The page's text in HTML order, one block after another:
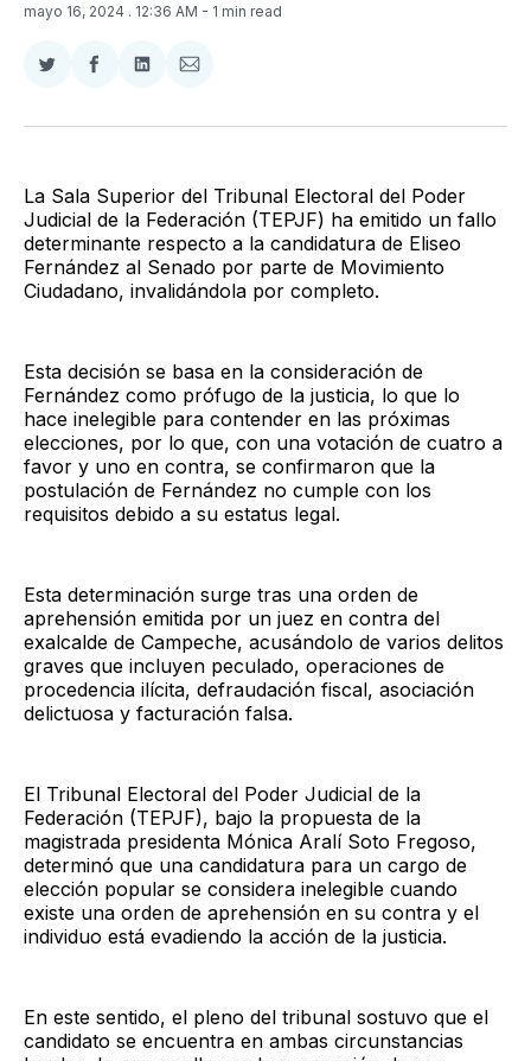
mayo 16, 2024 . 12:36 AM - 1 min read
Compartir
Twitter
Compartir
Facebook
Compartir
LinkedIn
Compartir
Email
La Sala Superior del Tribunal Electoral del Poder
Judicial de la Federación (TEPJF) ha emitido un fallo
determinante respecto a la candidatura de Eliseo
Fernández al Senado por parte de Movimiento
Ciudadano, invalidándola por completo.
Esta decisión se basa en la consideración de
Fernández como prófugo de la justicia, lo que lo
hace inelegible para contender en las próximas
elecciones, por lo que, con una votación de cuatro a
favor y uno en contra, se confirmaron que la
postulación de Fernández no cumple con los
requisitos debido a su estatus legal.
Esta determinación surge tras una orden de
aprehensión emitida por un juez en contra del
exalcalde de Campeche, acusándolo de varios delitos
graves que incluyen peculado, operaciones de
procedencia ilícita, defraudación fiscal, asociación
delictuosa y facturación falsa.
El Tribunal Electoral del Poder Judicial de la
Federación (TEPJF), bajo la propuesta de la
magistrada presidenta Mónica Aralí Soto Fregoso,
determinó que una candidatura para un cargo de
elección popular se considera inelegible cuando
existe una orden de aprehensión en su contra y el
individuo está evadiendo la acción de la justicia.
En este sentido, el pleno del tribunal sostuvo que el
candidato se encuentra en ambas circunstancias